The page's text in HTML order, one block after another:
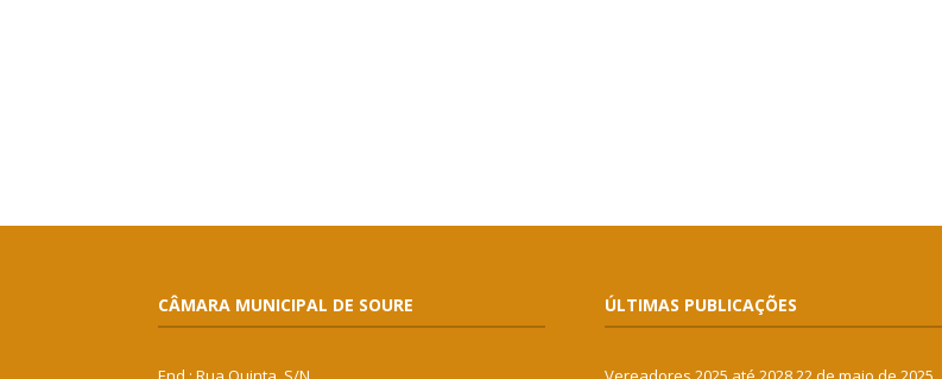
CÂMARA MUNICIPAL DE SOURE ÚLTIMAS PUBLICAÇÕES